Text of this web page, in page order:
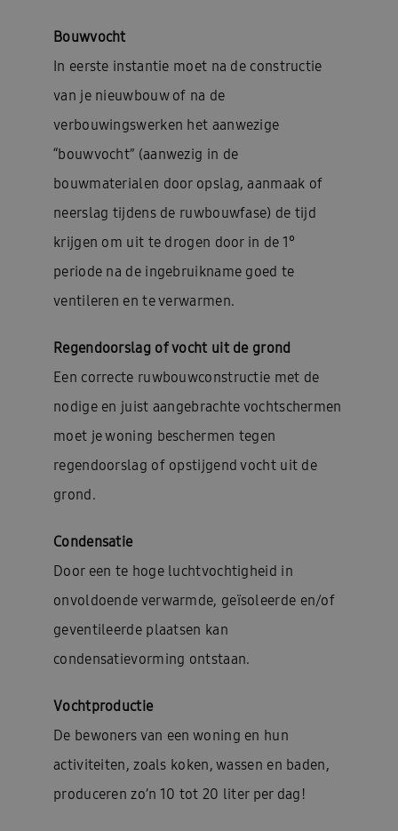
Bouwvocht
In eerste instantie moet na de constructie
van je nieuwbouw of na de
verbouwingswerken het aanwezige
“bouwvocht” (aanwezig in de
bouwmaterialen door opslag, aanmaak of
neerslag tijdens de ruwbouwfase) de tijd
krijgen om uit te drogen door in de 1°
periode na de ingebruikname goed te
ventileren en te verwarmen.
Regendoorslag of vocht uit de grond
Een correcte ruwbouwconstructie met de
nodige en juist aangebrachte vochtschermen
moet je woning beschermen tegen
regendoorslag of opstijgend vocht uit de
grond.
Condensatie
Door een te hoge luchtvochtigheid in
onvoldoende verwarmde, geïsoleerde en/of
geventileerde plaatsen kan
condensatievorming ontstaan.
Vochtproductie
De bewoners van een woning en hun
activiteiten, zoals koken, wassen en baden,
produceren zo’n 10 tot 20 liter per dag!